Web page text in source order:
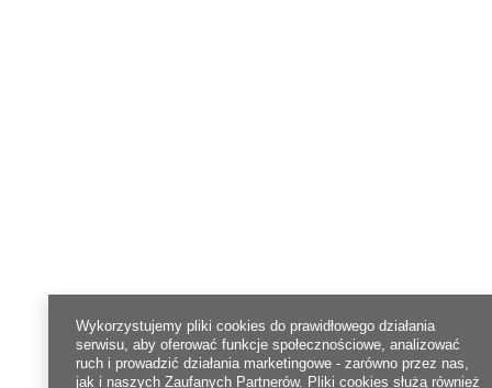
Wykorzystujemy pliki cookies do prawidłowego działania
serwisu, aby oferować funkcje społecznościowe, analizować
ruch i prowadzić działania marketingowe - zarówno przez nas,
jak i naszych Zaufanych Partnerów. Pliki cookies służą również